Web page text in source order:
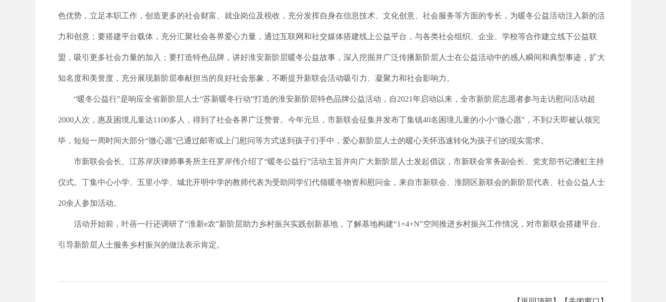
色优势，立足本职工作，创造更多的社会财富、就业岗位及税收，充分发挥自身在信息技术、文化创意、社会服务等方面的专长，为暖冬公益活动注入新的活
力和创意；要搭建平台载体，充分汇聚社会各界爱心力量，通过互联网和社交媒体搭建线上公益平台，与各类社会组织、企业、学校等合作建立线下公益联
盟，吸引更多社会力量的加入；要打造特色品牌，讲好淮安新阶层暖冬公益故事，深入挖掘并广泛传播新阶层人士在公益活动中的感人瞬间和典型事迹，扩大
知名度和美誉度，充分展现新阶层奉献担当的良好社会形象，不断提升新联会活动吸引力、凝聚力和社会影响力。
“暖冬公益行”是响应全省新阶层人士“苏新暖冬行动”打造的淮安新阶层特色品牌公益活动，自2021年启动以来，全市新阶层志愿者参与走访慰问活动超
2000人次，惠及困境儿童达1100多人，得到了社会各界广泛赞誉。今年元旦，市新联会征集并发布丁集镇40名困境儿童的小小“微心愿”，不到2天即被认领完
毕，短短一周时间大部分“微心愿”已通过邮寄或上门慰问等方式送到孩子们手中，爱心新阶层人士的暖心关怀迅速转化为孩子们的现实需求。
市新联会会长、江苏岸庆律师事务所主任罗岸伟介绍了“暖冬公益行”活动主旨并向广大新阶层人士发起倡议，市新联会常务副会长、党支部书记潘虹主持
仪式。丁集中心小学、五里小学、城北开明中学的教师代表为受助同学们代领暖冬物资和慰问金，来自市新联会、淮阴区新联会的新阶层代表、社会公益人士
20余人参加活动。
活动开始前，叶蓓一行还调研了“淮新e农”新阶层助力乡村振兴实践创新基地，了解基地构建“1+4+N”空间推进乡村振兴工作情况，对市新联会搭建平台、
引导新阶层人士服务乡村振兴的做法表示肯定。